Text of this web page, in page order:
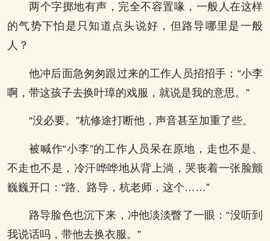
两个字掷地有声，完全不容置喙，一般人在这样
的气势下怕是只知道点头说好，但路导哪里是一般
人？
他冲后面急匆匆跟过来的工作人员招招手：“小李
啊，带这孩子去换叶璋的戏服，就说是我的意思。”
“没必要。”杭修途打断他，声音甚至加重了些。
被喊作“小李”的工作人员呆在原地，走也不是、
不走也不是，冷汗哗哗地从背上淌，哭丧着一张脸颤
巍巍开口：“路、路导，杭老师，这个……”
路导脸色也沉下来，冲他淡淡瞥了一眼：“没听到
我说话吗，带他去换衣服。”